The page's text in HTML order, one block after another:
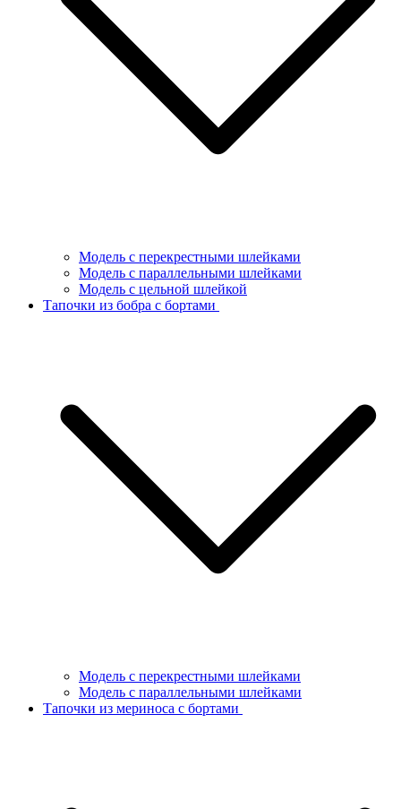
Модель с перекрестными шлейками
Модель с параллельными шлейками
Модель с цельной шлейкой
Тапочки из бобра с бортами
Модель с перекрестными шлейками
Модель с параллельными шлейками
Тапочки из мериноса с бортами